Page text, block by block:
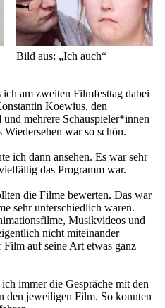
Bild aus: „Ich auch“
am zweiten Filmfesttag dabei
Koewius, den
mehrere Schauspieler*innen
Wiedersehen war so schön.
ich dann ansehen. Es war sehr
das Programm war.
die Filme bewerten. Das war
sehr unterschiedlich waren.
Musikvideos und
nicht miteinander
auf seine Art etwas ganz
immer die Gespräche mit den
den jeweiligen Film. So konnten